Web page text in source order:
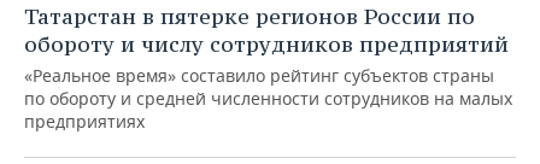
Татарстан в пятерке регионов России по
обороту и числу сотрудников предприятий
«Реальное время» составило рейтинг субъектов страны
по обороту и средней численности сотрудников на малых
предприятиях